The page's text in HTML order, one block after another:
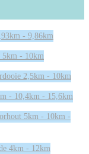
- 9,86km
- 10km
2,5km - 10km
- 10,4km - 15,6km
5km - 10km -
4km - 12km